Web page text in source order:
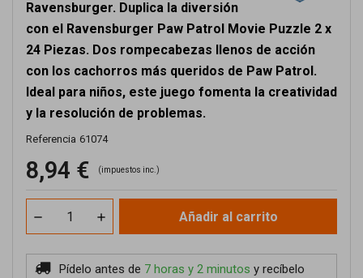
Ravensburger. Duplica la diversión
con el Ravensburger Paw Patrol Movie Puzzle 2 x
24 Piezas. Dos rompecabezas llenos de acción
con los cachorros más queridos de Paw Patrol.
Ideal para niños, este juego fomenta la creatividad
y la resolución de problemas.
Referencia 61074
8,94 € (impuestos inc.)
Añadir al carrito
Pídelo antes de 7 horas y 2 minutos y recíbelo